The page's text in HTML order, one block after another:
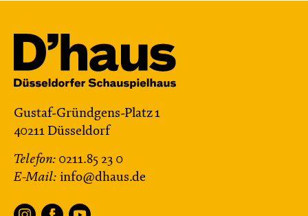
Gustaf-Gründgens-Platz 1
40211 Düsseldorf
Telefon: 0211.85 23 0
E-Mail: info@dhaus.de